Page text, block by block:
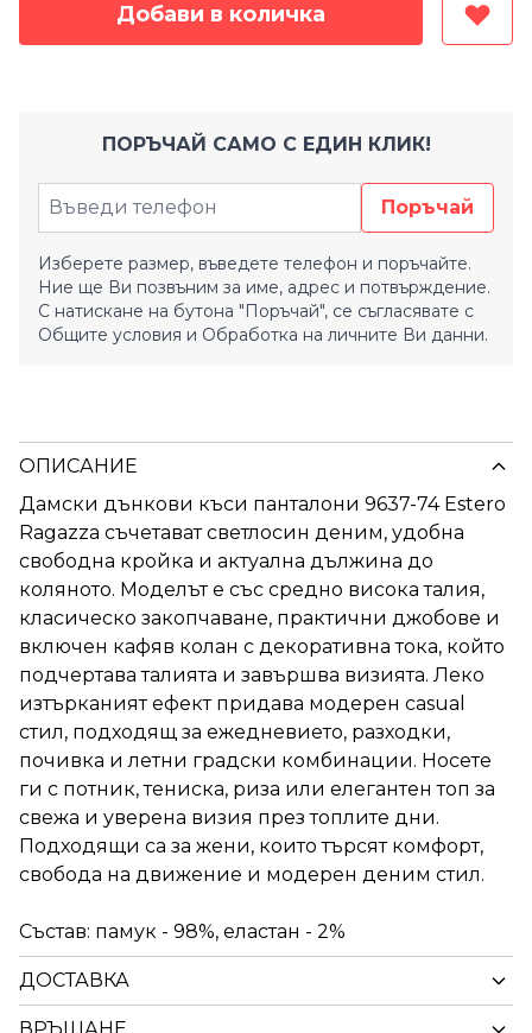
Добави в количка
ПОРЪЧАЙ САМО С ЕДИН КЛИК!
Поръчай
Изберете размер, въведете телефон и поръчайте.
Ние ще Ви позвъним за име, адрес и потвърждение.
С натискане на бутона "Поръчай", се съгласявате с
Общите условия и Обработка на личните Ви данни.
ОПИСАНИЕ
Дамски дънкови къси панталони 9637-74 Estero
Ragazza съчетават светлосин деним, удобна
свободна кройка и актуална дължина до
коляното. Моделът е със средно висока талия,
класическо закопчаване, практични джобове и
включен кафяв колан с декоративна тока, който
подчертава талията и завършва визията. Леко
изтърканият ефект придава модерен casual
стил, подходящ за ежедневието, разходки,
почивка и летни градски комбинации. Носете
ги с потник, тениска, риза или елегантен топ за
свежа и уверена визия през топлите дни.
Подходящи са за жени, които търсят комфорт,
свобода на движение и модерен деним стил.
Състав: памук - 98%, еластан - 2%
ДОСТАВКА